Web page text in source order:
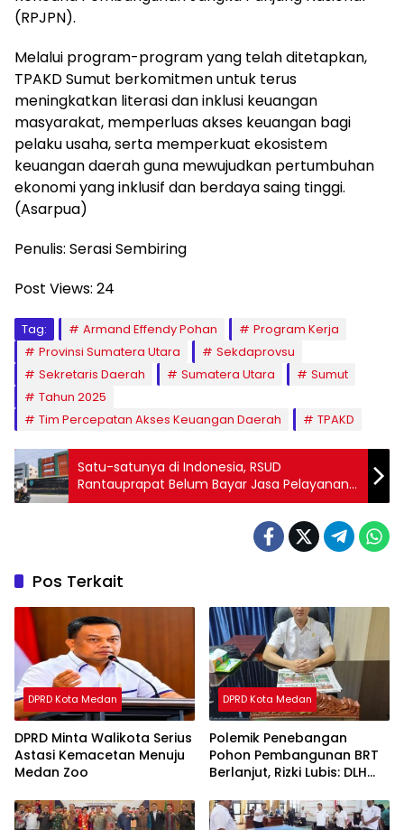
(RPJPN).
Melalui program-program yang telah ditetapkan,
TPAKD Sumut berkomitmen untuk terus
meningkatkan literasi dan inklusi keuangan
masyarakat, memperluas akses keuangan bagi
pelaku usaha, serta memperkuat ekosistem
keuangan daerah guna mewujudkan pertumbuhan
ekonomi yang inklusif dan berdaya saing tinggi.
(Asarpua)
Penulis: Serasi Sembiring
Post Views: 24
Tag: Armand Effendy Pohan
Program Kerja
Provinsi Sumatera Utara
Sekdaprovsu
Sekretaris Daerah
Sumatera Utara
Sumut
Tahun 2025
Tim Percepatan Akses Keuangan Daerah
TPAKD
Satu-satunya di Indonesia, RSUD
Rantauprapat Belum Bayar Jasa Pelayanan
Covid-19
Pos Terkait
DPRD Kota Medan
DPRD Minta Walikota Serius
Astasi Kemacetan Menuju
Medan Zoo
DPRD Kota Medan
Polemik Penebangan
Pohon Pembangunan BRT
Berlanjut, Rizki Lubis: DLH
Badan